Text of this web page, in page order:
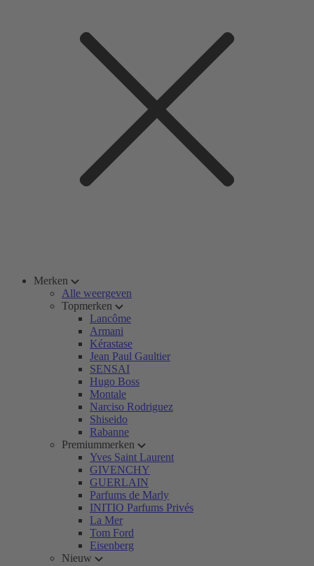
Merken
Alle weergeven
Topmerken
Lancôme
Armani
Kérastase
Jean Paul Gaultier
SENSAI
Hugo Boss
Montale
Narciso Rodriguez
Shiseido
Rabanne
Premiummerken
Yves Saint Laurent
GIVENCHY
GUERLAIN
Parfums de Marly
INITIO Parfums Privés
La Mer
Tom Ford
Eisenberg
Nieuw